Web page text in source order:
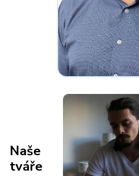
Naše
tváře